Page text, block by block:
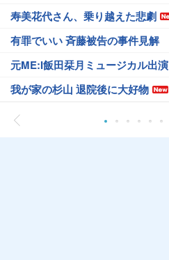
寿美花代さん、乗り越えた悲劇
有罪でいい 斉藤被告の事件見解
元ME:I飯田栞月ミュージカル出演
我が家の杉山 退院後に大好物